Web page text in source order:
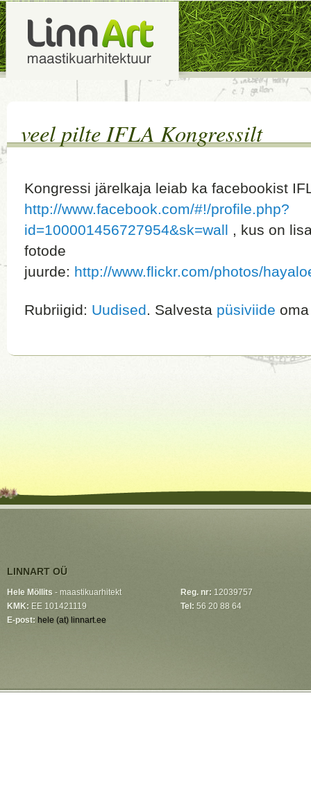
veel pilte IFLA Kongressilt
Kongressi järelkaja leiab ka facebookist
http://www.facebook.com/#!/profile.php?
id=100001456727954&sk=wall , kus on
fotode
juurde: http://www.flickr.com/photos/
Rubriigid: Uudised. Salvesta püsiviide
LINNART OÜ
Hele Möllits - maastikuarhitekt Reg. nr: 12039757
KMK: EE 101421119 Tel: 56 20 88 64
E-post: hele (at) linnart.ee